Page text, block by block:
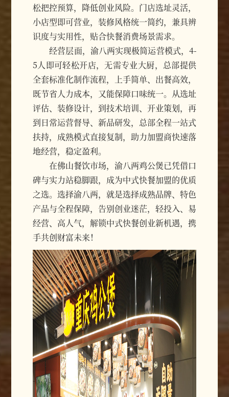
松把控预算，降低创业风险。门店选址灵活，
小店型即可营业，装修风格统一简约，兼具辨
识度与实用性，贴合快餐消费场景需求。
经营层面，渝八两实现极简运营模式，4-
5人即可轻松开店，无需专业大厨，总部提供
全套标准化制作流程，上手简单、出餐高效，
既节省人力成本，又能保障口味统一。从选址
评估、装修设计，到技术培训、开业策划，再
到日常运营督导、新品研发，总部全程一站式
扶持，成熟模式直接复制，助力加盟商快速落
地经营，稳定盈利。
在佛山餐饮市场，渝八两鸡公煲已凭借口
碑与实力站稳脚跟，成为中式快餐加盟的优质
之选。选择渝八两，就是选择成熟品牌、特色
产品与全程保障，告别创业迷茫，轻投入、易
经营、高人气，解锁中式快餐创业新机遇，携
手共创财富未来！